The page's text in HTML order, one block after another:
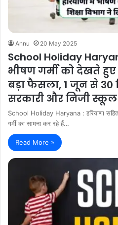
Annu 20 May 2025
School Holiday
भीषण गर्मी को देखते हुए
बड़ा फैसला, 1 जून से 30
सरकारी और निजी स्कूल
School Holiday Haryana : हरियाणा सहित
गर्मी का सामना कर रहे हैं…
Read More »